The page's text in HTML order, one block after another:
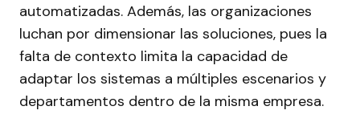
automatizadas. Además, las organizaciones
luchan por dimensionar las soluciones, pues la
falta de contexto limita la capacidad de
adaptar los sistemas a múltiples escenarios y
departamentos dentro de la misma empresa.